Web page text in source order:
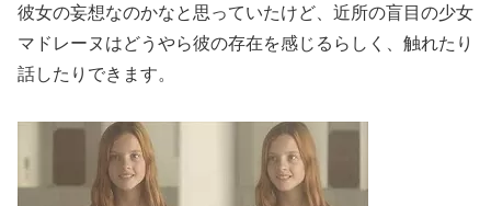
彼女の妄想なのかなと思っていたけど、近所の盲目の少女
マドレーヌはどうやら彼の存在を感じるらしく、触れたり
話したりできます。